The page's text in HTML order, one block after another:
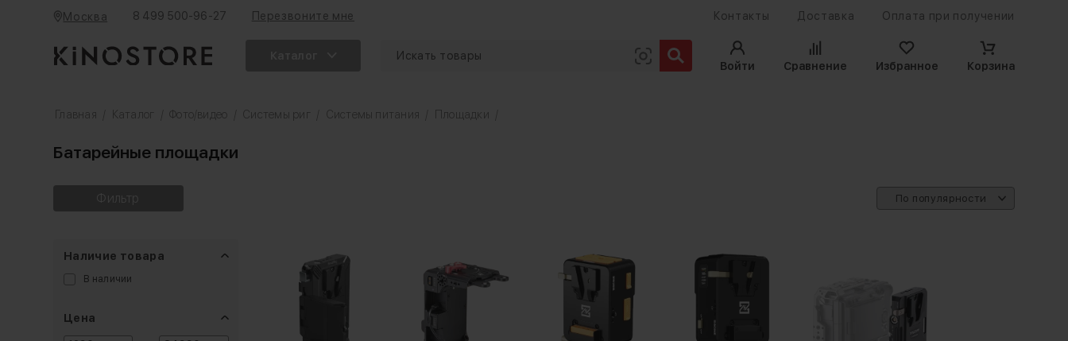
Москва 8 499 500-96-27 Перезвоните мне Контакты Доставка Оплата при получении
Войти
Сравнение Избранное Корзина
Главная Каталог Фото/видео Системы риг Системы питания Площадки
Батарейные площадки
Фильтр
Наличие товара
В наличии
Цена